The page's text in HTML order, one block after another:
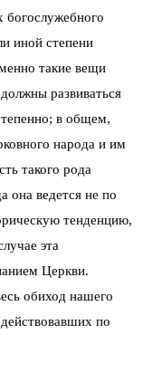
богослужебного
иной степени
такие вещи
развиваться
в общем,
народа и им
такого рода
она ведется не по
тенденцию,
эта
Церкви.
обиход нашего
по